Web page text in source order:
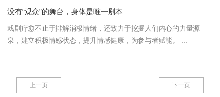
没有“观众”的舞台，身体是唯一剧本
戏剧疗愈不止于排解消极情绪，还致力于挖掘人们内心的力量源
泉，建立积极情感状态，提升情感健康，为参与者赋能。 ...
上一页 下一页